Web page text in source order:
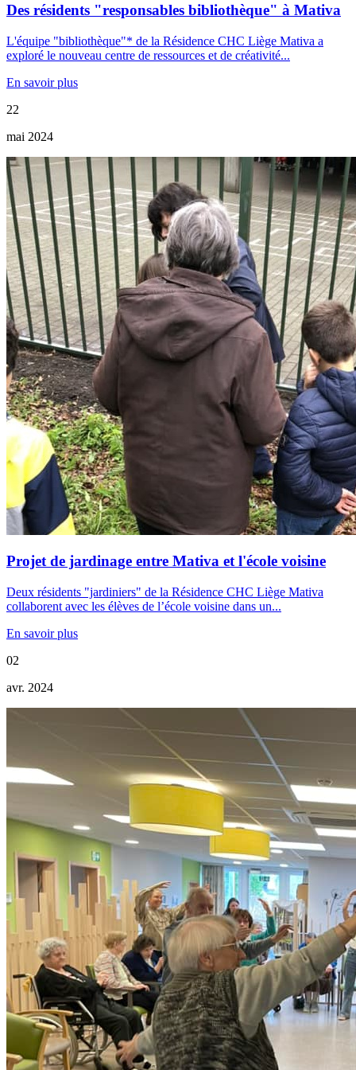
Des résidents "responsables bibliothèque" à Mativa
L'équipe "bibliothèque"* de la Résidence CHC Liège Mativa a
exploré le nouveau centre de ressources et de créativité...
En savoir plus
22
mai 2024
Projet de jardinage entre Mativa et l'école voisine
Deux résidents "jardiniers" de la Résidence CHC Liège Mativa
collaborent avec les élèves de l’école voisine dans un...
En savoir plus
02
avr. 2024